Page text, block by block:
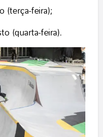
(terça-feira);
(quarta-feira).